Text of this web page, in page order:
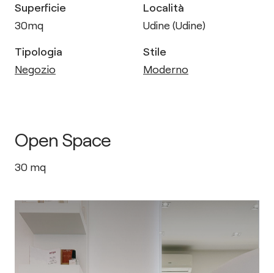
Superficie
30mq
Località
Udine (Udine)
Tipologia
Negozio
Stile
Moderno
Open Space
30 mq